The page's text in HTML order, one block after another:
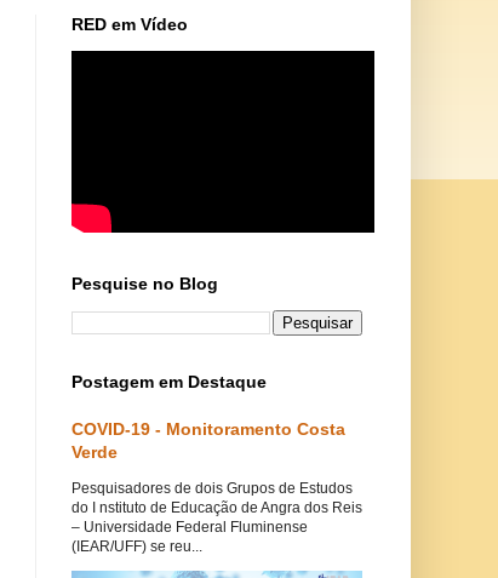
RED em Vídeo
Pesquise no Blog
Postagem em Destaque
COVID-19 - Monitoramento Costa
Verde
Pesquisadores de dois Grupos de Estudos
do I nstituto de Educação de Angra dos Reis
– Universidade Federal Fluminense
(IEAR/UFF) se reu...